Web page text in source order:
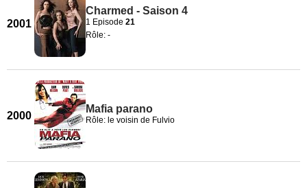
2001
Charmed - Saison 4
1 Episode 21
Rôle: -
2000
Mafia parano
Rôle: le voisin de Fulvio